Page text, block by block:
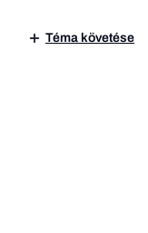
Téma követése